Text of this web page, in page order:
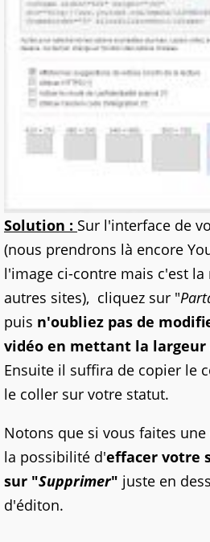
Solution : Sur l'interface de
(nous prendrons là encore
l'image ci-contre mais c'est la
autres sites), cliquez sur "
puis n'oubliez pas de
vidéo en mettant la largeur
Ensuite il suffira de copier le
le coller sur votre statut.
Notons que si vous faites
la possibilité d'effacer votre
sur "Supprimer" juste en
d'éditon.